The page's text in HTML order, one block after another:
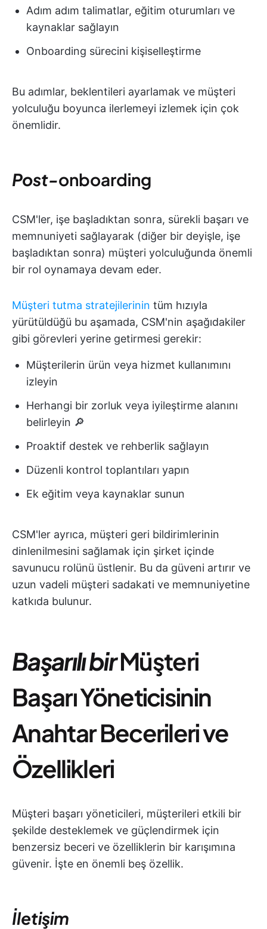
Adım adım talimatlar, eğitim oturumları ve
kaynaklar sağlayın
Onboarding sürecini kişiselleştirme
Bu adımlar, beklentileri ayarlamak ve müşteri
yolculuğu boyunca ilerlemeyi izlemek için çok
önemlidir.
Post-onboarding
CSM'ler, işe başladıktan sonra, sürekli başarı ve
memnuniyeti sağlayarak (diğer bir deyişle, işe
başladıktan sonra) müşteri yolculuğunda önemli
bir rol oynamaya devam eder.
Müşteri tutma stratejilerinin tüm hızıyla
yürütüldüğü bu aşamada, CSM'nin aşağıdakiler
gibi görevleri yerine getirmesi gerekir:
Müşterilerin ürün veya hizmet kullanımını
izleyin
Herhangi bir zorluk veya iyileştirme alanını
belirleyin 🔎
Proaktif destek ve rehberlik sağlayın
Düzenli kontrol toplantıları yapın
Ek eğitim veya kaynaklar sunun
CSM'ler ayrıca, müşteri geri bildirimlerinin
dinlenilmesini sağlamak için şirket içinde
savunucu rolünü üstlenir. Bu da güveni artırır ve
uzun vadeli müşteri sadakati ve memnuniyetine
katkıda bulunur.
Başarılı birMüşteri
Başarı Yöneticisinin
Anahtar Becerileri ve
Özellikleri
Müşteri başarı yöneticileri, müşterileri etkili bir
şekilde desteklemek ve güçlendirmek için
benzersiz beceri ve özelliklerin bir karışımına
güvenir. İşte en önemli beş özellik.
İletişim